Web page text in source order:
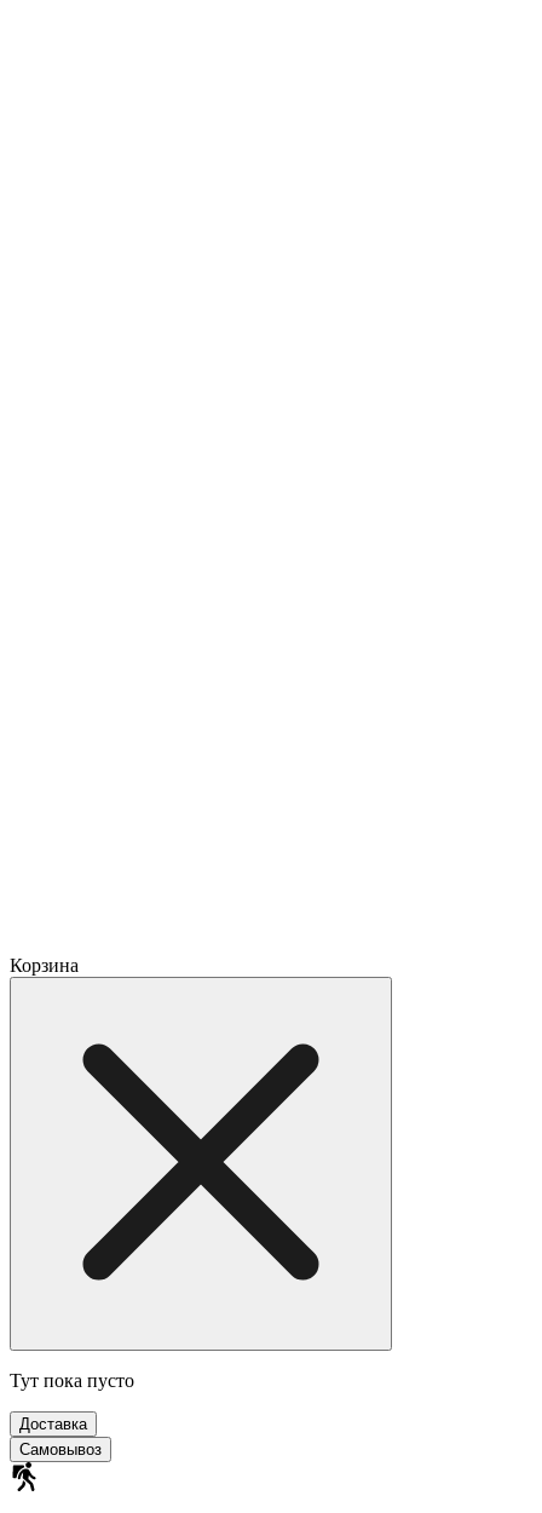
Корзина
Тут пока пусто
Доставка
Самовывоз